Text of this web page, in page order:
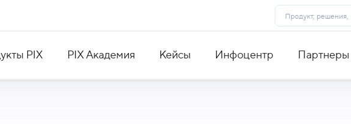
PIX PIX Академия Кейсы Инфоцентр Партнеры